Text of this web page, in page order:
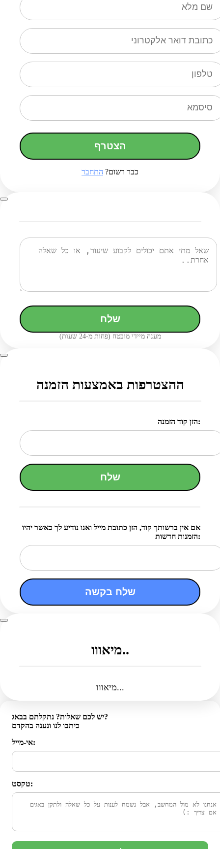
הצטרף
כבר רשום? התחבר
שלח
מענה מיידי מובטח (פחות מ-24 שעות)
ההצטרפות באמצעות הזמנה
הזן קוד הזמנה:
שלח
אם אין ברשותך קוד, הזן כתובת מייל ואנו נודיע לך כאשר יהיו
הזמנות חדשות:
שלח בקשה
מיאווו..
מיאווו...
יש לכם שאלות? נתקלתם בבאג?
כיתבו לנו ונענה בהקדם
אי-מייל:
טקסט: